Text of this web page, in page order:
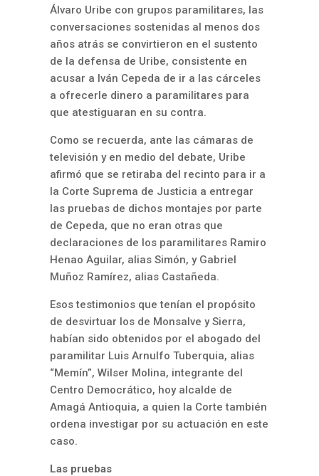
Álvaro Uribe con grupos paramilitares, las
conversaciones sostenidas al menos dos
años atrás se convirtieron en el sustento
de la defensa de Uribe, consistente en
acusar a Iván Cepeda de ir a las cárceles
a ofrecerle dinero a paramilitares para
que atestiguaran en su contra.
Como se recuerda, ante las cámaras de
televisión y en medio del debate, Uribe
afirmó que se retiraba del recinto para ir a
la Corte Suprema de Justicia a entregar
las pruebas de dichos montajes por parte
de Cepeda, que no eran otras que
declaraciones de los paramilitares Ramiro
Henao Aguilar, alias Simón, y Gabriel
Muñoz Ramírez, alias Castañeda.
Esos testimonios que tenían el propósito
de desvirtuar los de Monsalve y Sierra,
habían sido obtenidos por el abogado del
paramilitar Luis Arnulfo Tuberquia, alias
“Memín”, Wilser Molina, integrante del
Centro Democrático, hoy alcalde de
Amagá Antioquia, a quien la Corte también
ordena investigar por su actuación en este
caso.
Las pruebas